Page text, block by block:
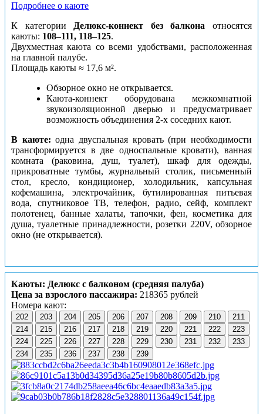
Подробнее о каюте
К категорииДелюкс-коннект без балкона относятся
каюты: 108–111, 118–125.
Двухместная каюта со всеми удобствами, расположенная
на главной палубе.
Площадь каюты ≈ 17,6 м².
Обзорное окно не открывается.
Каюта-коннект оборудована межкомнатной
звукоизоляционной дверью и предусматривает
возможность объединения 2-х соседних кают.
В каюте:одна двуспальная кровать (при необходимости
трансформируется в две односпальные кровати), ванная
комната (раковина, душ, туалет), шкаф для одежды,
прикроватные тумбы, журнальный столик, письменный
стол, кресло, кондиционер, холодильник, капсульная
кофемашина, электрочайник, бутилированная питьевая
вода, спутниковое ТВ, телефон, радио, сейф, комплект
полотенец, банные халаты, тапочки, фен, косметика для
душа, туалетные принадлежности, розетки 220V, обзорное
окно (не открывается).
Каюты: Делюкс с балконом (средняя палуба)
Цена за взрослого пассажира: 218365 рублей
Номера кают:
202 203 204 205 206 207 208 209 210
211
214
215 216 217 218 219 220 221 222
223
224
225 226 227 228 229 230 231 232
233
234
235 236 237 238 239